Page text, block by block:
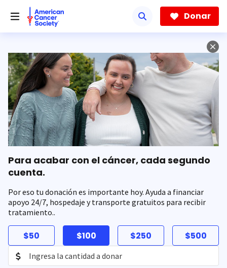
hacia
contenido
Donar
Para acabar con el cáncer, cada segundo
cuenta.
Por eso tu donación es importante hoy. Ayuda a financiar
apoyo 24/7, hospedaje y transporte gratuitos para recibir
tratamiento..
$50 $100 $250 $500